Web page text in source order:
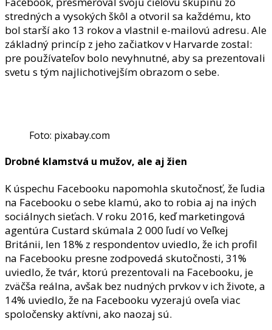
stredných a vysokých škôl a otvoril sa každému, kto
bol starší ako 13 rokov a vlastnil e-mailovú adresu. Ale
základný princíp z jeho začiatkov v Harvarde zostal:
pre používateľov bolo nevyhnutné, aby sa prezentovali
svetu s tým najlichotivejším obrazom o sebe.
Foto: pixabay.com
Drobné klamstvá u mužov, ale aj žien
K úspechu Facebooku napomohla skutočnosť, že ľudia
na Facebooku o sebe klamú, ako to robia aj na iných
sociálnych sieťach. V roku 2016, keď marketingová
agentúra Custard skúmala 2 000 ľudí vo Veľkej
Británii, len 18% z respondentov uviedlo, že ich profil
na Facebooku presne zodpovedá skutočnosti, 31%
uviedlo, že tvár, ktorú prezentovali na Facebooku, je
zväčša reálna, avšak bez nudných prvkov v ich živote, a
14% uviedlo, že na Facebooku vyzerajú oveľa viac
spoločensky aktívni, ako naozaj sú.